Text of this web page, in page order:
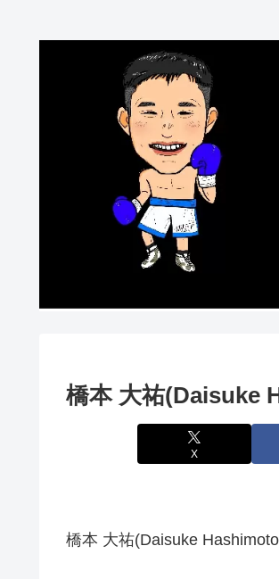
橋本 大祐(Daisuke
X
橋本 大祐(Daisuke